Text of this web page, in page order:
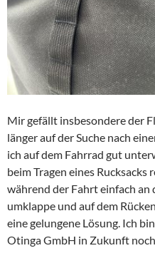
Mir gefällt insbesondere der
länger auf der Suche nach
ich auf dem Fahrrad gut
beim Tragen eines Rucksacks
während der Fahrt einfach an
umklappe und auf dem
eine gelungene Lösung. Ich
Otinga GmbH in Zukunft